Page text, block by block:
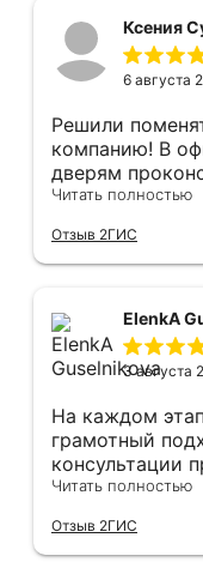
Ксения
6 августа
Решили
компанию! В офисе все подсказали и по
дверям
фурнитуре.
Монтаж быстро,
Сергея прямо
мусор убирает
Читать полностью
Отзыв 2ГИС
ElenkA
3 августа
На каждом
грамотный
консультации
оперативным
оформление
Рекомендуем
Читать полностью
Отзыв 2ГИС